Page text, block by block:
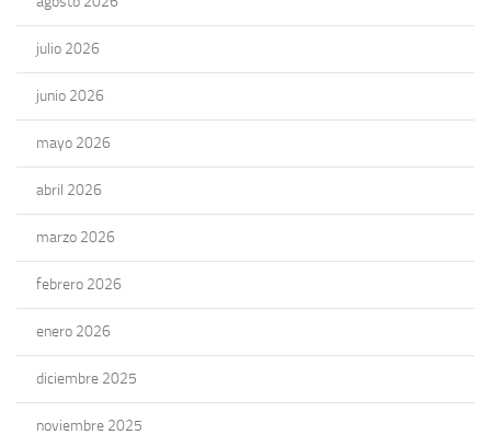
julio 2026
junio 2026
mayo 2026
abril 2026
marzo 2026
febrero 2026
enero 2026
diciembre 2025
noviembre 2025